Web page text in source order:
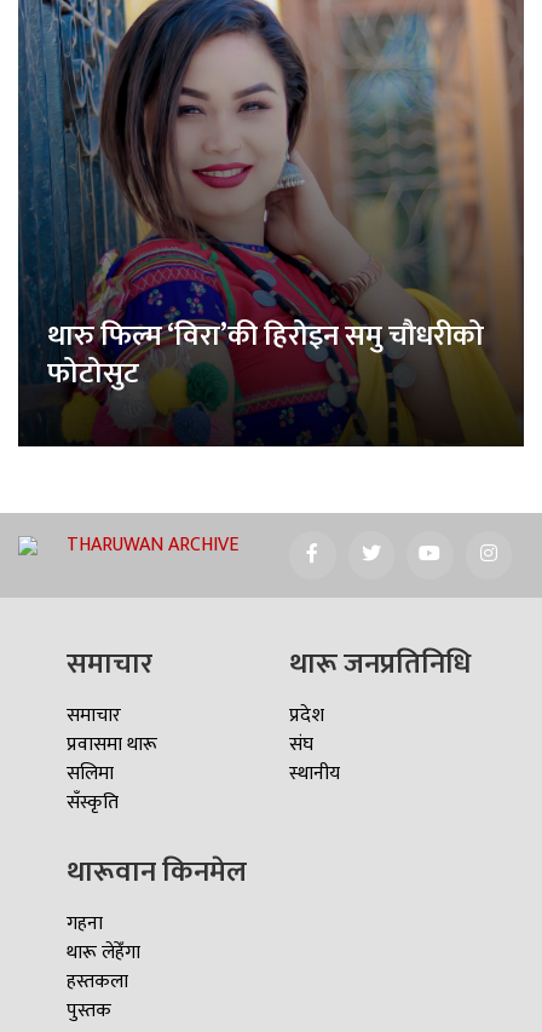
थारु फिल्म ‘विरा’की हिरोइन समु चौधरीको
फोटोसुट
THARUWAN ARCHIVE
समाचार
समाचार
प्रवासमा थारू
सलिमा
सँस्कृति
थारू जनप्रतिनिधि
प्रदेश
संघ
स्थानीय
थारूवान किनमेल
गहना
थारू लेहेँगा
हस्तकला
पुस्तक